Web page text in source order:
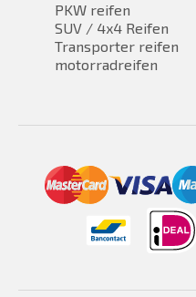
PKW reifen
SUV / 4x4 Reifen
Transporter reifen
motorradreifen